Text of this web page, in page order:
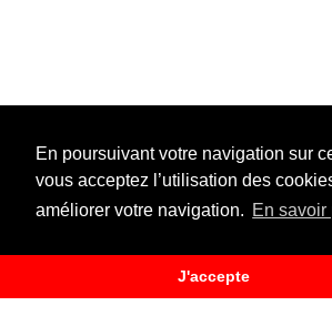
En poursuivant votre navigation sur
vous acceptez l’utilisation des
améliorer votre navigation. En savoir
J'accepte